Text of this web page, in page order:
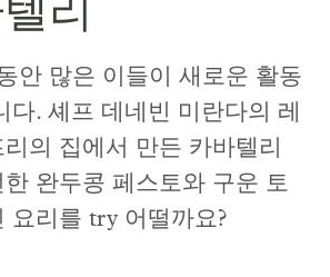
리
안 많은 이들이 새로운 활동
다. 셰프 데네빈 미란다의 레
의 집에서 만든 카바텔리
완두콩 페스토와 구운 토
요리를 try 어떨까요?